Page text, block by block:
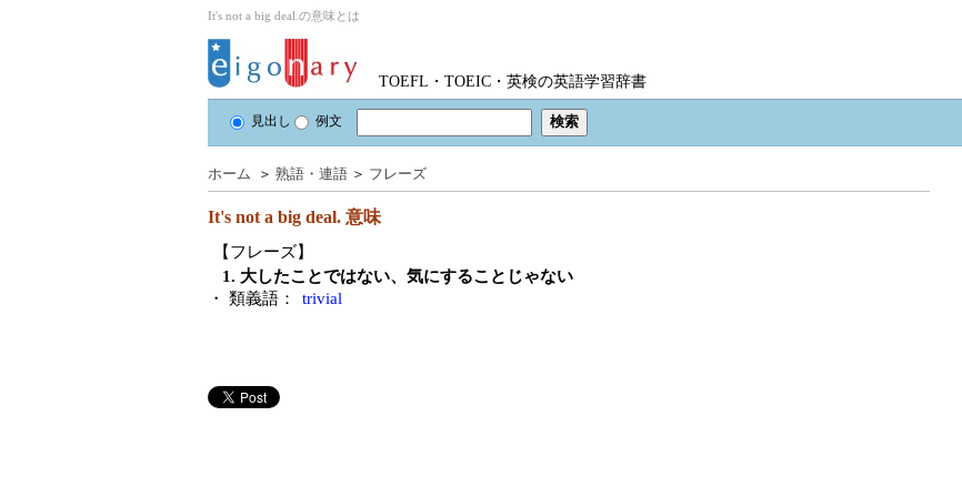
It's not a big deal.の意味とは
TOEFL・TOEIC・英検の英語学習辞書
見出し 例文
ホーム ＞ 熟語・連語 ＞ フレーズ
It's not a big deal. 意味
【フレーズ】
1. 大したことではない、気にすることじゃない
・ 類義語：
trivial